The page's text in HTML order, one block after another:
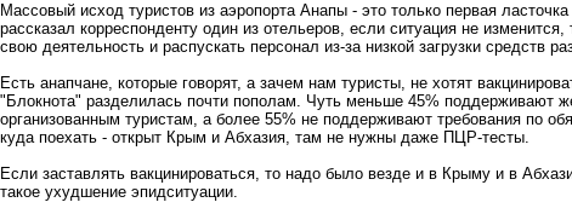
Массовый исход туристов из аэропорта Анапы - это только первая
рассказал корреспонденту один из отельеров, если ситуация не
свою деятельность и распускать персонал из-за низкой загрузки средств
Есть анапчане, которые говорят, а зачем нам туристы, не хотят
"Блокнота" разделилась почти пополам. Чуть меньше 45% поддерживают
организованным туристам, а более 55% не поддерживают требования по
куда поехать - открыт Крым и Абхазия, там не нужны даже ПЦР-тесты.
Если заставлять вакцинироваться, то надо было везде и в Крыму и в
такое ухудшение эпидситуации.